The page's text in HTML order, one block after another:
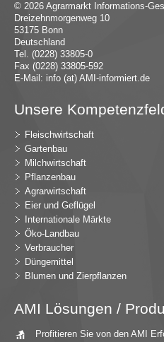
© 2026 Agrarmarkt Informations-
Dreizehnmorgenweg 10
53175 Bonn
Deutschland
Tel. (0228) 33805-0
Fax (0228) 33805-592
E-Mail: info (at) AMI-informiert.de
Unsere
Fleischwirtschaft
Gartenbau
Milchwirtschaft
Pflanzenbau
Agrarwirtschaft
Eier und Geflügel
Internationale Märkte
Öko-Landbau
Verbraucher
Düngemittel
Blumen und Zierpflanzen
AMI Lösungen /
Profitieren Sie von den AMI